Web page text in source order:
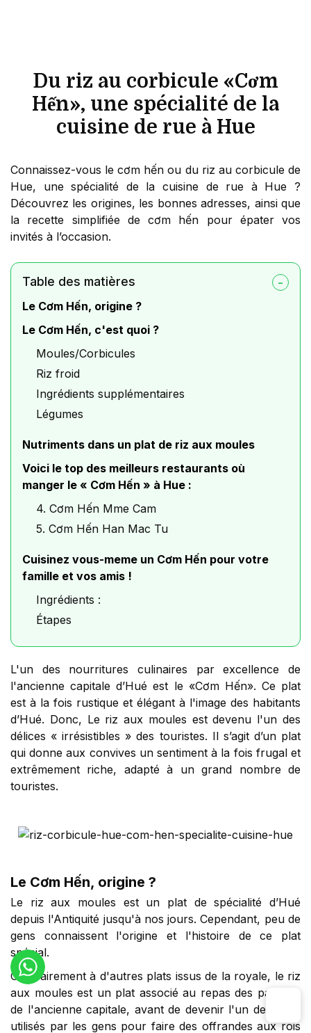
Du riz au corbicule «Cơm
Hến», une spécialité de la
cuisine de rue à Hue
Connaissez-vous le cơm hến ou du riz au corbicule de
Hue, une spécialité de la cuisine de rue à Hue ?
Découvrez les origines, les bonnes adresses, ainsi que
la recette simplifiée de cơm hến pour épater vos
invités à l’occasion.
Table des matières
Le Cơm Hến, origine ?
Le Cơm Hến, c'est quoi ?
Moules/Corbicules
Riz froid
Ingrédients supplémentaires
Légumes
Nutriments dans un plat de riz aux moules
Voici le top des meilleurs restaurants où
manger le « Cơm Hến » à Hue :
4. Cơm Hến Mme Cam
5. Cơm Hến Han Mac Tu
Cuisinez vous-meme un Cơm Hến pour votre
famille et vos amis !
Ingrédients :
Étapes
L'un des nourritures culinaires par excellence de
l'ancienne capitale d’Hué est le «Cơm Hến». Ce plat
est à la fois rustique et élégant à l'image des habitants
d’Hué. Donc, Le riz aux moules est devenu l'un des
délices « irrésistibles » des touristes. Il s’agit d’un plat
qui donne aux convives un sentiment à la fois frugal et
extrêmement riche, adapté à un grand nombre de
touristes.
Le Cơm Hến, origine ?
Le riz aux moules est un plat de spécialité d’Hué
depuis l'Antiquité jusqu'à nos jours. Cependant, peu de
gens connaissent l'origine et l'histoire de ce plat
spécial.
Contrairement à d'autres plats issus de la royale, le riz
aux moules est un plat associé au repas des pauvres
de l'ancienne capitale, avant de devenir l'un des plats
utilisés par les gens pour faire des offrandes aux rois